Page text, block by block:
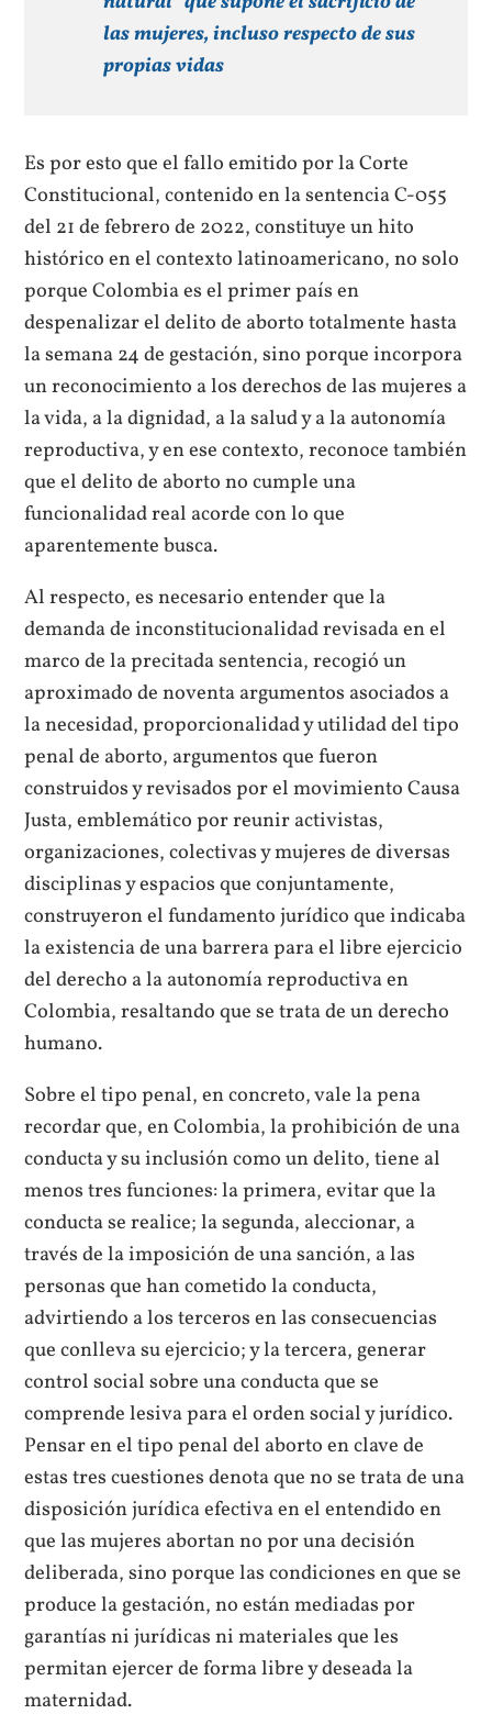
las mujeres, incluso respecto de sus
propias vidas
Es por esto que el fallo emitido por la Corte
Constitucional, contenido en la sentencia C-055
del 21 de febrero de 2022, constituye un hito
histórico en el contexto latinoamericano, no solo
porque Colombia es el primer país en
despenalizar el delito de aborto totalmente hasta
la semana 24 de gestación, sino porque incorpora
un reconocimiento a los derechos de las mujeres a
la vida, a la dignidad, a la salud y a la autonomía
reproductiva, y en ese contexto, reconoce también
que el delito de aborto no cumple una
funcionalidad real acorde con lo que
aparentemente busca.
Al respecto, es necesario entender que la
demanda de inconstitucionalidad revisada en el
marco de la precitada sentencia, recogió un
aproximado de noventa argumentos asociados a
la necesidad, proporcionalidad y utilidad del tipo
penal de aborto, argumentos que fueron
construidos y revisados por el movimiento Causa
Justa, emblemático por reunir activistas,
organizaciones, colectivas y mujeres de diversas
disciplinas y espacios que conjuntamente,
construyeron el fundamento jurídico que indicaba
la existencia de una barrera para el libre ejercicio
del derecho a la autonomía reproductiva en
Colombia, resaltando que se trata de un derecho
humano.
Sobre el tipo penal, en concreto, vale la pena
recordar que, en Colombia, la prohibición de una
conducta y su inclusión como un delito, tiene al
menos tres funciones: la primera, evitar que la
conducta se realice; la segunda, aleccionar, a
través de la imposición de una sanción, a las
personas que han cometido la conducta,
advirtiendo a los terceros en las consecuencias
que conlleva su ejercicio; y la tercera, generar
control social sobre una conducta que se
comprende lesiva para el orden social y jurídico.
Pensar en el tipo penal del aborto en clave de
estas tres cuestiones denota que no se trata de una
disposición jurídica efectiva en el entendido en
que las mujeres abortan no por una decisión
deliberada, sino porque las condiciones en que se
produce la gestación, no están mediadas por
garantías ni jurídicas ni materiales que les
permitan ejercer de forma libre y deseada la
maternidad.